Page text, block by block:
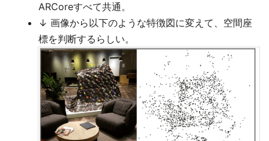
ARCoreすべて共通。
↓ 画像から以下のような特徴図に変えて、空間座
標を判断するらしい。